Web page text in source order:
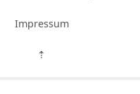
Impressum
⇡